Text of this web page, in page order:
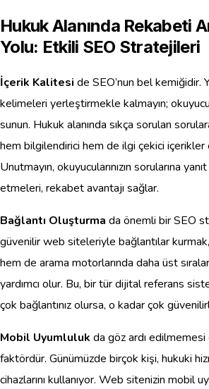
Hukuk Alanında Rekabeti
Yolu: Etkili SEO Stratejileri
İçerik Kalitesi de SEO’nun bel kemiğidir.
kelimeleri yerleştirmekle kalmayın;
sunun. Hukuk alanında sıkça sorulan
hem bilgilendirici hem de ilgi çekici içerikler
Unutmayın, okuyucularınızın sorularına
etmeleri, rekabet avantajı sağlar.
Bağlantı Oluşturma da önemli bir SEO
güvenilir web siteleriyle bağlantılar
hem de arama motorlarında daha üst
yardımcı olur. Bu, bir tür dijital referans
çok bağlantınız olursa, o kadar çok
Mobil Uyumluluk da göz ardı
faktördür. Günümüzde birçok kişi, hukuki
cihazlarını kullanıyor. Web sitenizin mobil